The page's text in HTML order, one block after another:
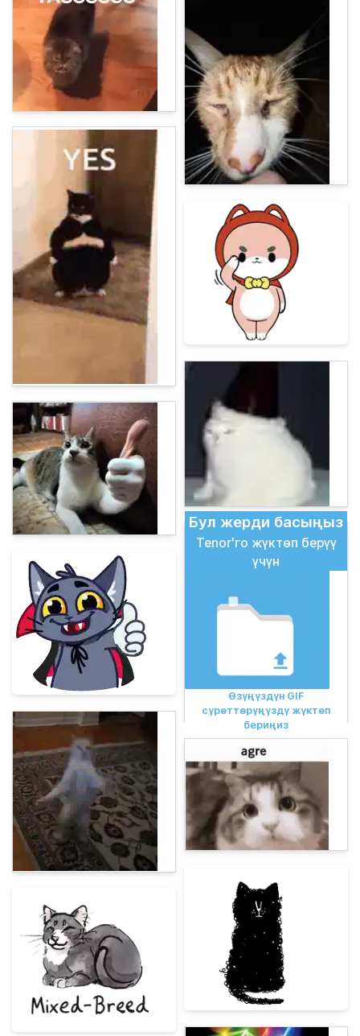
Бул жерди басыңыз
Tenor'го жүктөп берүү
үчүн
Өзүңүздүн GIF
сүрөттөрүңүздү жүктөп
бериңиз